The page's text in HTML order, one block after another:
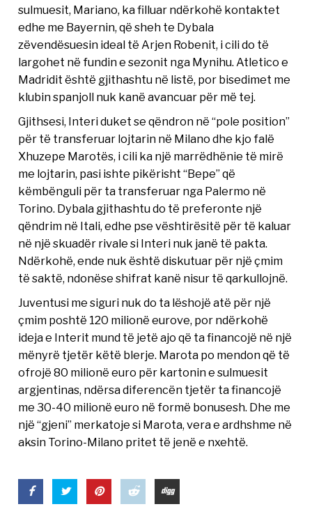
sulmuesit, Mariano, ka filluar ndërkohë kontaktet
edhe me Bayernin, që sheh te Dybala
zëvendësuesin ideal të Arjen Robenit, i cili do të
largohet në fundin e sezonit nga Mynihu. Atletico e
Madridit është gjithashtu në listë, por bisedimet me
klubin spanjoll nuk kanë avancuar për më tej.
Gjithsesi, Interi duket se qëndron në “pole position”
për të transferuar lojtarin në Milano dhe kjo falë
Xhuzepe Marotës, i cili ka një marrëdhënie të mirë
me lojtarin, pasi ishte pikërisht “Bepe” që
këmbënguli për ta transferuar nga Palermo në
Torino. Dybala gjithashtu do të preferonte një
qëndrim në Itali, edhe pse vështirësitë për të kaluar
në një skuadër rivale si Interi nuk janë të pakta.
Ndërkohë, ende nuk është diskutuar për një çmim
të saktë, ndonëse shifrat kanë nisur të qarkullojnë.
Juventusi me siguri nuk do ta lëshojë atë për një
çmim poshtë 120 milionë eurove, por ndërkohë
ideja e Interit mund të jetë ajo që ta financojë në një
mënyrë tjetër këtë blerje. Marota po mendon që të
ofrojë 80 milionë euro për kartonin e sulmuesit
argjentinas, ndërsa diferencën tjetër ta financojë
me 30-40 milionë euro në formë bonusesh. Dhe me
një “gjeni” merkatoje si Marota, vera e ardhshme në
aksin Torino-Milano pritet të jenë e nxehtë.